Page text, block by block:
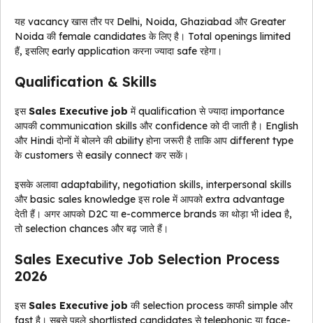
यह vacancy खास तौर पर Delhi, Noida, Ghaziabad और Greater
Noida की female candidates के लिए है। Total openings limited
हैं, इसलिए early application करना ज्यादा safe रहेगा।
Qualification & Skills
इसSales Executive job में qualification से ज्यादा importance
आपकी communication skills और confidence को दी जाती है। English
और Hindi दोनों में बोलने की ability होना जरूरी है ताकि आप different type
के customers से easily connect कर सकें।
इसके अलावा adaptability, negotiation skills, interpersonal skills
और basic sales knowledge इस role में आपको extra advantage
देती हैं। अगर आपको D2C या e-commerce brands का थोड़ा भी idea है,
तो selection chances और बढ़ जाते हैं।
Sales Executive Job Selection Process
2026
इसSales Executive job की selection process काफी simple और